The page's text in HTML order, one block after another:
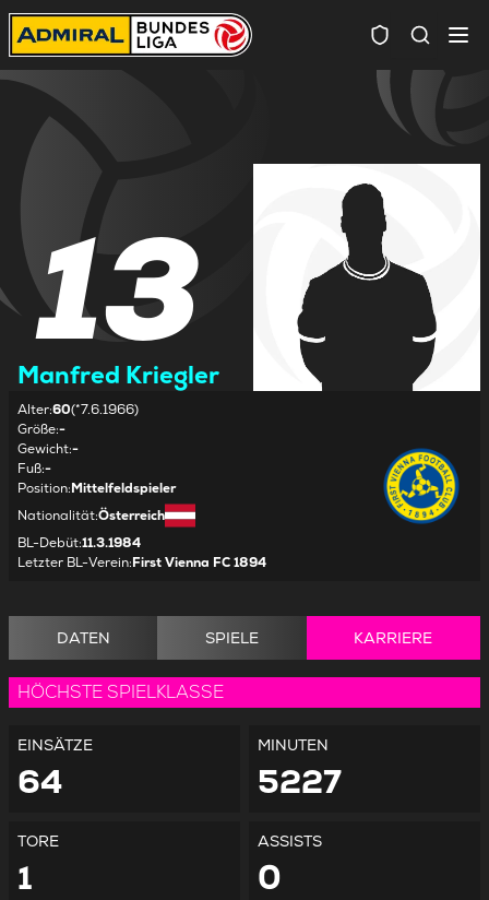
13
Manfred Kriegler
Alter:60(*7.6.1966)
Größe:-
Gewicht:-
Fuß:-
Position:Mittelfeldspieler
Nationalität:Österreich
BL-Debüt:11.3.1984
Letzter BL-Verein:First Vienna FC 1894
DATEN SPIELE KARRIERE
HÖCHSTE SPIELKLASSE
EINSÄTZE
64
MINUTEN
5227
TORE
1
ASSISTS
0